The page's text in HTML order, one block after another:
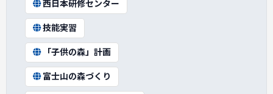
西日本研修センター
技能実習
「子供の森」計画
富士山の森づくり